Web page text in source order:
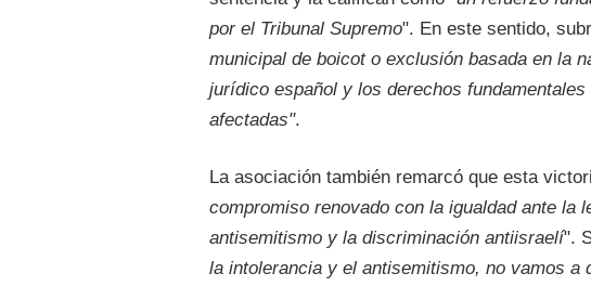
por el Tribunal Supremo". En este sentido,
municipal de boicot o exclusión basada en la
jurídico español y los derechos
afectadas".
La asociación también remarcó que esta
compromiso renovado con la igualdad ante la
antisemitismo y la discriminación antiisraelí".
la intolerancia y el antisemitismo, no vamos a